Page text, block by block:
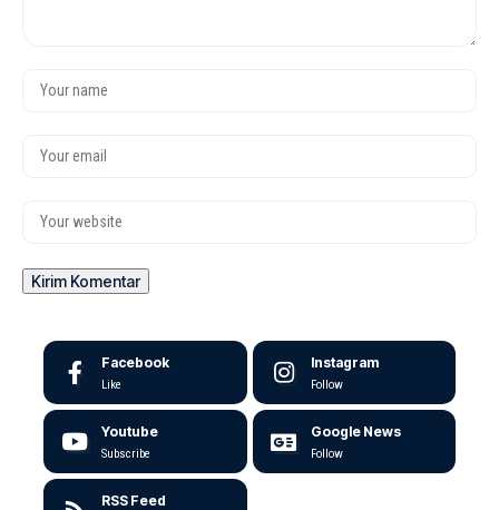
Facebook
Like
Instagram
Follow
Youtube
Subscribe
Google News
Follow
RSS Feed